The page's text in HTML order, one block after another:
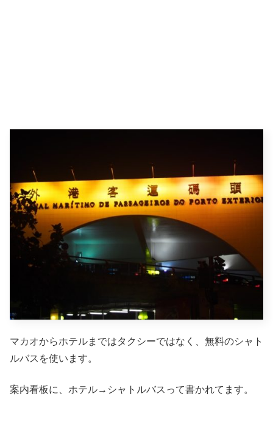
マカオからホテルまではタクシーではなく、無料のシャト
ルバスを使います。
案内看板に、ホテル→シャトルバスって書かれてます。